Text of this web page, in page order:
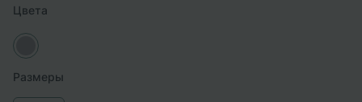
Цвета
Размеры